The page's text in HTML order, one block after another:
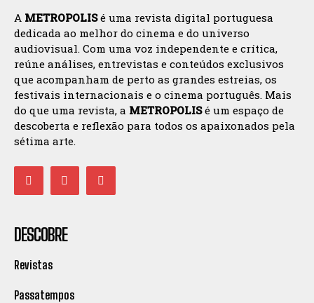
A METROPOLISé uma revista digital portuguesa
dedicada ao melhor do cinema e do universo
audiovisual. Com uma voz independente e crítica,
reúne análises, entrevistas e conteúdos exclusivos
que acompanham de perto as grandes estreias, os
festivais internacionais e o cinema português. Mais
do que uma revista, a METROPOLISé um espaço de
descoberta e reflexão para todos os apaixonados pela
sétima arte.
DESCOBRE
Revistas
Passatempos